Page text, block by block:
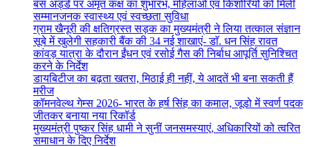
बस अड्डे पर अमृत कक्ष का शुभारंभ, महिलाओं एवं किशोरियों को मिली
सम्मानजनक स्वास्थ्य एवं स्वच्छता सुविधा
ग्राम खैनूरी की क्षतिग्रस्त सड़क का मुख्यमंत्री ने लिया तत्काल संज्ञान
सूबे में खुलेगी सहकारी बैंक की 34 नई शाखाएं- डाॅ. धन सिंह रावत
कांवड़ यात्रा के दौरान ईंधन एवं रसोई गैस की निर्बाध आपूर्ति सुनिश्चित
करने के निर्देश
डायबिटीज का बढ़ता खतरा, मिठाई ही नहीं, ये आदतें भी बना सकती हैं
मरीज
कॉमनवेल्थ गेम्स 2026- भारत के हर्ष सिंह का कमाल, जूडो में स्वर्ण पदक
जीतकर बनाया नया रिकॉर्ड
मुख्यमंत्री पुष्कर सिंह धामी ने सुनीं जनसमस्याएं, अधिकारियों को त्वरित
समाधान के दिए निर्देश